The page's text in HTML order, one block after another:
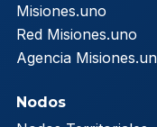
Misiones.uno
Red Misiones.uno
Agencia
Nodos